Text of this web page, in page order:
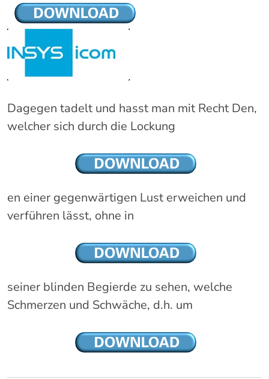
Dagegen tadelt und hasst man mit Recht Den,
welcher sich durch die Lockung
en einer gegenwärtigen Lust erweichen und
verführen lässt, ohne in
seiner blinden Begierde zu sehen, welche
Schmerzen und Schwäche, d.h. um